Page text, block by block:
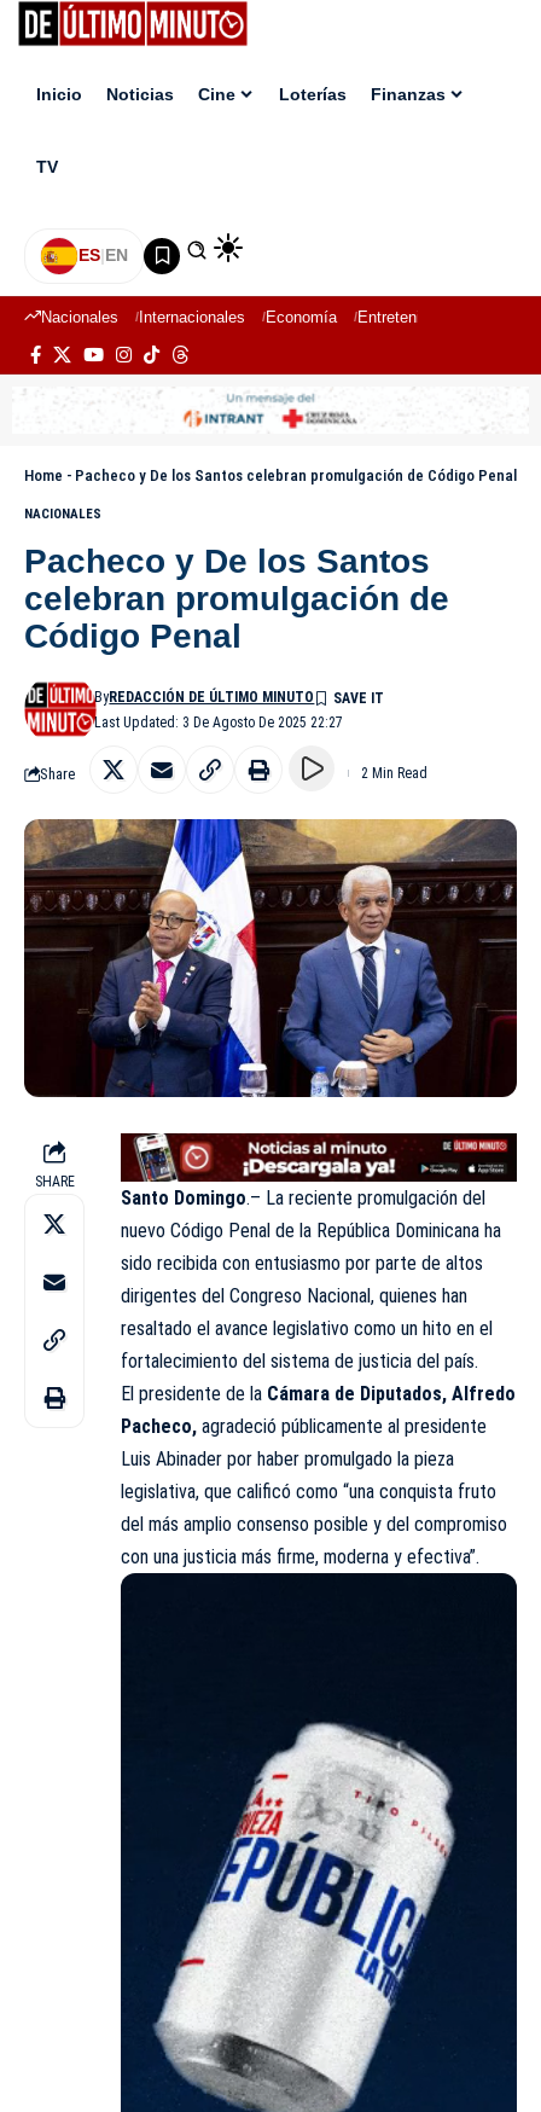
Inicio Noticias Cine Loterías Finanzas
TV
ES|EN
Nacionales Internacionales Economía Entretenimiento
Home - Pacheco y De los Santos celebran promulgación de Código Penal
NACIONALES
Pacheco y De los Santos
celebran promulgación de
Código Penal
Last Updated: 3 De Agosto De 2025 22:27
ByREDACCIÓN DE ÚLTIMO MINUTO
Share 2 Min Read
SHARE
Santo Domingo.– La reciente promulgación del
nuevo Código Penal de la República Dominicana ha
sido recibida con entusiasmo por parte de altos
dirigentes del Congreso Nacional, quienes han
resaltado el avance legislativo como un hito en el
fortalecimiento del sistema de justicia del país.
El presidente de la Cámara de Diputados, Alfredo
Pacheco, agradeció públicamente al presidente
Luis Abinader por haber promulgado la pieza
legislativa, que calificó como “una conquista fruto
del más amplio consenso posible y del compromiso
con una justicia más firme, moderna y efectiva”.